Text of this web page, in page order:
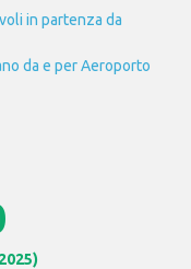
voli in partenza da
da e per Aeroporto